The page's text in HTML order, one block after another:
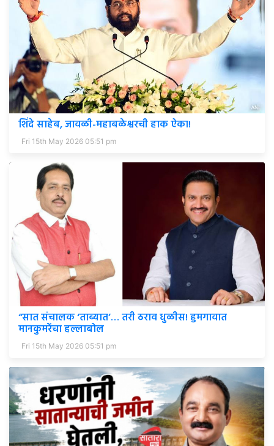
शिंदे साहेब, जावळी-महाबळेश्वरची हाक ऐका!
Fri 15th May 2026 05:51 pm
“सात संचालक ‘ताब्यात’… तरी ठराव धुळीस! हुमगावात
मानकुमरेंचा हल्लाबोल
Fri 15th May 2026 05:51 pm